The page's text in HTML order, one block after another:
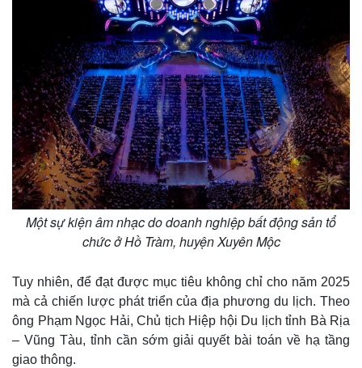
Bóng đá
Lịch thi đấu bóng đá
Thế giới thể thao
eSports
Hậu trường
Ô tô - Xe máy
Ô tô
Tư vấn
Một sự kiện âm nhạc do doanh nghiệp bất động sản tổ
chức ở Hồ Tràm, huyện Xuyên Mộc
Tuy nhiên, để đạt được mục tiêu không chỉ cho năm 2025
mà cả chiến lược phát triển của địa phương du lịch. Theo
ông Phạm Ngọc Hải, Chủ tịch Hiệp hội Du lịch tỉnh Bà Rịa
– Vũng Tàu, tỉnh cần sớm giải quyết bài toán về hạ tầng
giao thông.